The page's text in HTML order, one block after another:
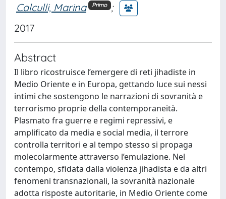
Calculli, Marina Primo ;
2017
Abstract
Il libro ricostruisce l’emergere di reti jihadiste in
Medio Oriente e in Europa, gettando luce sui nessi
intimi che sostengono le narrazioni di sovranità e
terrorismo proprie della contemporaneità.
Plasmato fra guerre e regimi repressivi, e
amplificato da media e social media, il terrore
controlla territori e al tempo stesso si propaga
molecolarmente attraverso l’emulazione. Nel
contempo, sfidata dalla violenza jihadista e da altri
fenomeni transnazionali, la sovranità nazionale
adotta risposte autoritarie, in Medio Oriente come